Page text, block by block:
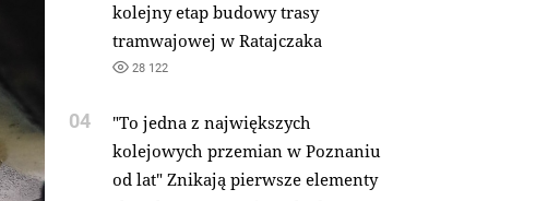
kolejny etap budowy trasy
tramwajowej w Ratajczaka
28 122
04
"To jedna z największych
kolejowych przemian w Poznaniu
od lat" Znikają pierwsze elementy